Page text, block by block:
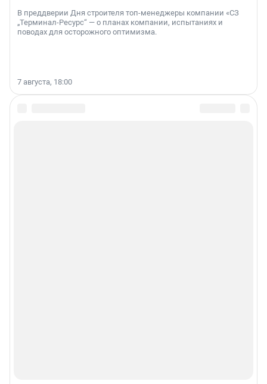
В преддверии Дня строителя топ-менеджеры компании «СЗ
„Терминал-Ресурс“ — о планах компании, испытаниях и
поводах для осторожного оптимизма.
7 августа, 18:00